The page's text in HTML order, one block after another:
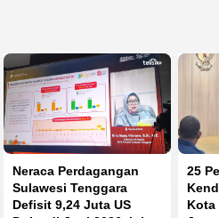
Neraca Perdagangan
Sulawesi Tenggara
Defisit 9,24 Juta US
25
Kota